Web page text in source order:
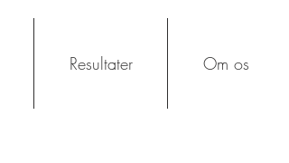
Resultater Om os